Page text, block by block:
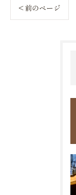
< 前のページ